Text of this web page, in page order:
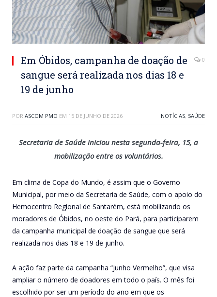
Em Óbidos, campanha de doação de
sangue será realizada nos dias 18 e
19 de junho
0
POR ASCOM PMO EM 15 DE JUNHO DE 2026 NOTÍCIAS, SAÚDE
Secretaria de Saúde iniciou nesta segunda-feira, 15, a
mobilização entre os voluntários.
Em clima de Copa do Mundo, é assim que o Governo
Municipal, por meio da Secretaria de Saúde, com o apoio do
Hemocentro Regional de Santarém, está mobilizando os
moradores de Óbidos, no oeste do Pará, para participarem
da campanha municipal de doação de sangue que será
realizada nos dias 18 e 19 de junho.
A ação faz parte da campanha “Junho Vermelho”, que visa
ampliar o número de doadores em todo o país. O mês foi
escolhido por ser um período do ano em que os